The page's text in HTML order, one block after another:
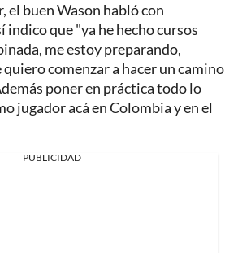
el buen Wason habló con
indico que "ya he hecho cursos
me estoy preparando,
comenzar a hacer un camino
poner en práctica todo lo
jugador acá en Colombia y en el
PUBLICIDAD